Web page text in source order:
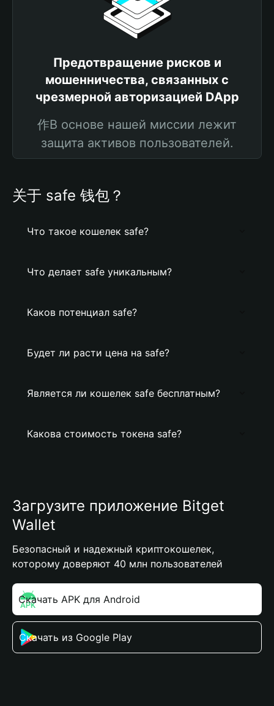
Предотвращение рисков и
мошенничества, связанных с
чрезмерной авторизацией DApp
作В основе нашей миссии лежит
защита активов пользователей.
关于 safe 钱包？
Что такое кошелек safe?
Что делает safe уникальным?
Каков потенциал safe?
Будет ли расти цена на safe?
Является ли кошелек safe бесплатным?
Какова стоимость токена safe?
Загрузите приложение Bitget
Wallet
Безопасный и надежный криптокошелек,
которому доверяют 40 млн пользователей
Скачать APK для Android
Скачать из Google Play